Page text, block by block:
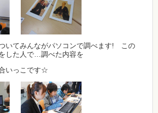
いてみんながパソコンで調べます! この
した人で…調べた内容を
いっこです☆